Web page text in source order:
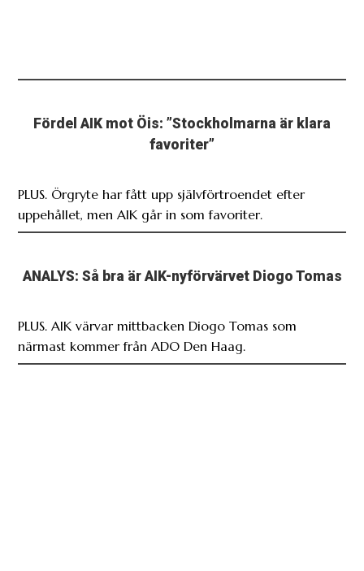
Fördel AIK mot Öis: ”Stockholmarna är klara
favoriter”
PLUS. Örgryte har fått upp självförtroendet efter
uppehållet, men AIK går in som favoriter.
ANALYS: Så bra är AIK-nyförvärvet Diogo Tomas
PLUS. AIK värvar mittbacken Diogo Tomas som
närmast kommer från ADO Den Haag.